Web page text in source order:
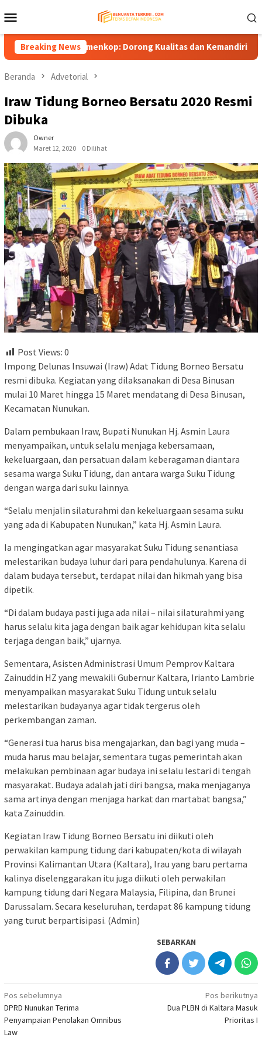
ke
Mobile
Breaking News
ke Kemenkop: Dorong Kualitas dan Kemandirian, Bukan
Beranda Advetorial
Iraw Tidung Borneo Bersatu 2020 Resmi
Dibuka
Owner
Maret 12, 2020
0 Dilihat
Post Views: 0
Impong Delunas Insuwai (Iraw) Adat Tidung Borneo Bersatu
resmi dibuka. Kegiatan yang dilaksanakan di Desa Binusan
mulai 10 Maret hingga 15 Maret mendatang di Desa Binusan,
Kecamatan Nunukan.
Dalam pembukaan Iraw, Bupati Nunukan Hj. Asmin Laura
menyampaikan, untuk selalu menjaga kebersamaan,
kekeluargaan, dan persatuan dalam keberagaman diantara
sesama warga Suku Tidung, dan antara warga Suku Tidung
dengan warga dari suku lainnya.
“Selalu menjalin silaturahmi dan kekeluargaan sesama suku
yang ada di Kabupaten Nunukan,” kata Hj. Asmin Laura.
Ia mengingatkan agar masyarakat Suku Tidung senantiasa
melestarikan budaya luhur dari para pendahulunya. Karena di
dalam budaya tersebut, terdapat nilai dan hikmah yang bisa
dipetik.
“Di dalam budaya pasti juga ada nilai – nilai silaturahmi yang
harus selalu kita jaga dengan baik agar kehidupan kita selalu
terjaga dengan baik,” ujarnya.
Sementara, Asisten Administrasi Umum Pemprov Kaltara
Zainuddin HZ yang mewakili Gubernur Kaltara, Irianto Lambrie
menyampaikan masyarakat Suku Tidung untuk selalu
melestarikan budayanya agar tidak tergerus oleh
perkembangan zaman.
“Generasi tua harus bisa mengajarkan, dan bagi yang muda –
muda harus mau belajar, sementara tugas pemerintah akan
melakukan pembinaan agar budaya ini selalu lestari di tengah
masyarakat. Budaya adalah jati diri bangsa, maka menjaganya
sama artinya dengan menjaga harkat dan martabat bangsa,”
kata Zainuddin.
Kegiatan Iraw Tidung Borneo Bersatu ini diikuti oleh
perwakilan kampung tidung dari kabupaten/kota di wilayah
Provinsi Kalimantan Utara (Kaltara), Irau yang baru pertama
kalinya diselenggarakan itu juga diikuti oleh perwakilan
kampung tidung dari Negara Malaysia, Filipina, dan Brunei
Darussalam. Secara keseluruhan, terdapat 86 kampung tidung
yang turut berpartisipasi. (Admin)
SEBARKAN
Navigasi
pos
Pos sebelumnya
DPRD Nunukan Terima
Penyampaian Penolakan Omnibus
Law
Pos berikutnya
Dua PLBN di Kaltara Masuk
Prioritas I